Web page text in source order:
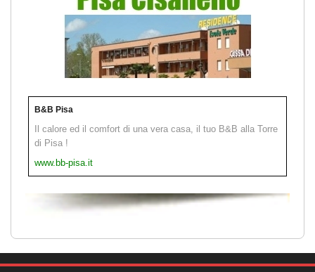
B&B Pisa
Il calore ed il comfort di una vera casa, il tuo B&B alla Torre
di Pisa !
www.bb-pisa.it